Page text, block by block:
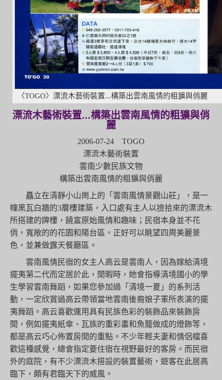
〈TOGO〉漂流木藝術裝置...構築出雲南風情的粗獷與俏麗
漂流木藝術裝置...構築出雲南風情的粗獷與俏
麗
2006-07-24 TOGO
漂流木藝術裝置
雲南少數民族文物
構築出雲南風情的粗獷與俏麗
矗立在清靜小山崗上的「雲南風情景觀山莊」，是一
幢黑瓦白牆的3層樓建築，入口處有主人以撿拾來的漂流木
所搭建的牌樓，饒富原始風情和趣味；民宿本身並不花
俏，寬敞的的花園和陽台區，正好可以眺望四周美麗景
色，並兼做露天餐廳區。
雲南風情民宿的女主人高云是雲南人，因為嫁給清境
擺夷第二代而定居於此，閒暇時，她會指導清境國小的學
生學習雲南舞蹈，如果您參加過「清境一夏」的系列活
動，一定欣賞過高云帶領當地雲南後裔娘子軍所表演的擺
夷舞蹈。高云喜歡運用具有民族色彩的裝飾品來裝飾房
間，例如擺夷紙傘、瓦族的重彩畫和魚籠做成的燈飾等，
都是高云巧心佈置房間的重點。不少年輕夫妻和情侶檔喜
歡這種感覺，總會指定要住宿在視野最好的客房。而民宿
外的庭院，有不少漂流木搭設的裝置藝術，遊客在此居高
臨下，頗有君臨天下的威風。